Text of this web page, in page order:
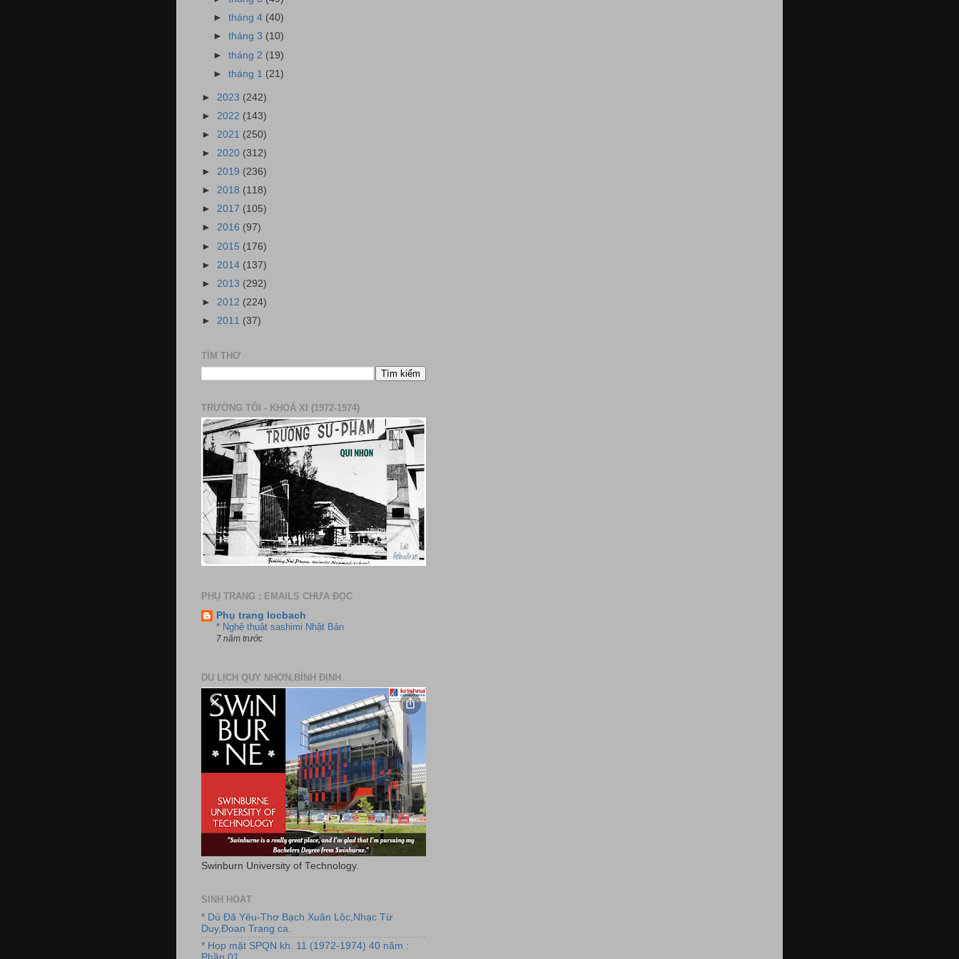
►tháng 4 (40)
►tháng 3 (10)
►tháng 2 (19)
►tháng 1 (21)
► 2023 (242)
► 2022 (143)
► 2021 (250)
► 2020 (312)
► 2019 (236)
► 2018 (118)
► 2017 (105)
► 2016 (97)
► 2015 (176)
► 2014 (137)
► 2013 (292)
► 2012 (224)
► 2011 (37)
TÌM THƠ
TRƯỜNG TÔI - KHOÁ XI (1972-1974)
PHỤ TRANG : EMAILS CHƯA ĐỌC
Phụ trang locbach
* Nghệ thuật sashimi Nhật Bản
7 năm trước
DU LỊCH QUY NHƠN,BÌNH ĐỊNH
Swinburn University of Technology.
SINH HOẠT
* Dù Đã Yêu-Thơ Bạch Xuân Lộc,Nhạc Từ
Duy,Đoan Trang ca.
* Họp mặt SPQN kh. 11 (1972-1974) 40 năm :